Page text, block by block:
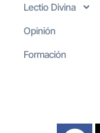
Lectio Divina
Opinión
Formación